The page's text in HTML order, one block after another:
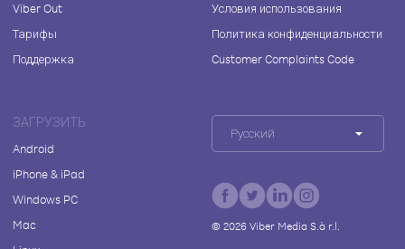
Viber Out
Тарифы
Поддержка
Условия использования
Политика конфиденциальности
Customer Complaints Code
ЗАГРУЗИТЬ
Android
iPhone & iPad
Windows PC
Mac
Русский
© 2026Viber Media S.à r.l.